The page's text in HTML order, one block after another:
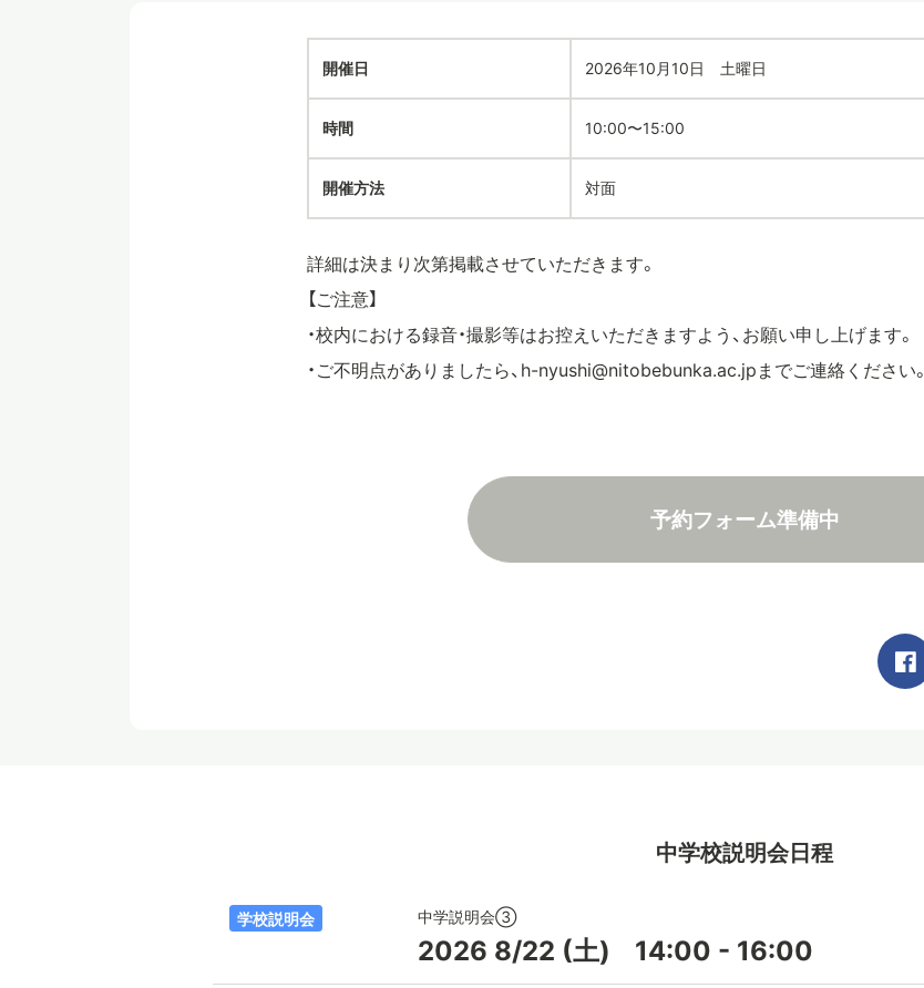
開催日 2026年10月10日 土曜日
時間 10:00〜15:00
開催方法 対面
詳細は決まり次第掲載させていただきます。
【ご注意】
・校内における録音・撮影等はお控えいただきますよう、お願い申し上げます。
・ご不明点がありましたら、h-nyushi@nitobebunka.ac.jpまでご連絡ください。
予約フォーム準備中
中学校説明会日程
学校説明会 中学説明会③
2026 8/22 (土) 14:00 - 16:00